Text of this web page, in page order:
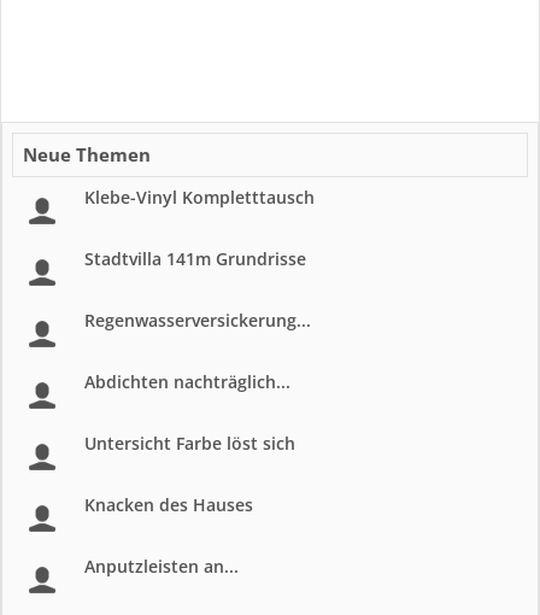
Neue Themen
Klebe-Vinyl Kompletttausch
Stadtvilla 141m Grundrisse
Regenwasserversickerung...
Abdichten nachträglich...
Untersicht Farbe löst sich
Knacken des Hauses
Anputzleisten an...